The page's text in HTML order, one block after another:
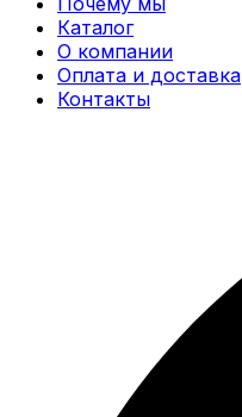
Каталог
О компании
Оплата и доставка
Контакты